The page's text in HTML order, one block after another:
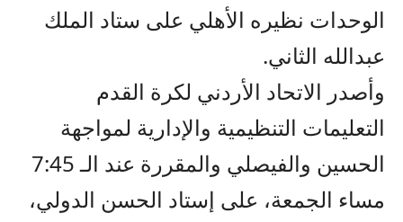
الوحدات نظيره الأهلي على ستاد الملك
عبدالله الثاني.
وأصدر الاتحاد الأردني لكرة القدم
التعليمات التنظيمية والإدارية لمواجهة
الحسين والفيصلي والمقررة عند الـ 7:45
مساء الجمعة، على إستاد الحسن الدولي،